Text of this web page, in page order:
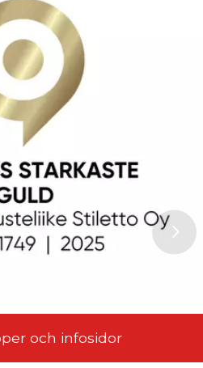
och infosidor